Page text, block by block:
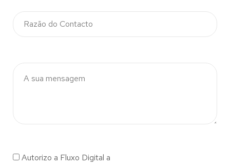
Autorizo a Fluxo Digital a